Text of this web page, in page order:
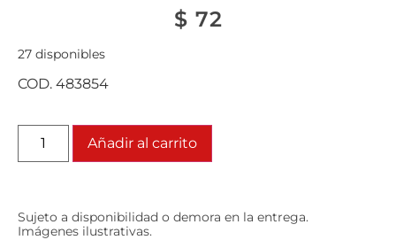
$ 72
27 disponibles
COD. 483854
Añadir al carrito
Sujeto a disponibilidad o demora en la entrega.
Imágenes ilustrativas.